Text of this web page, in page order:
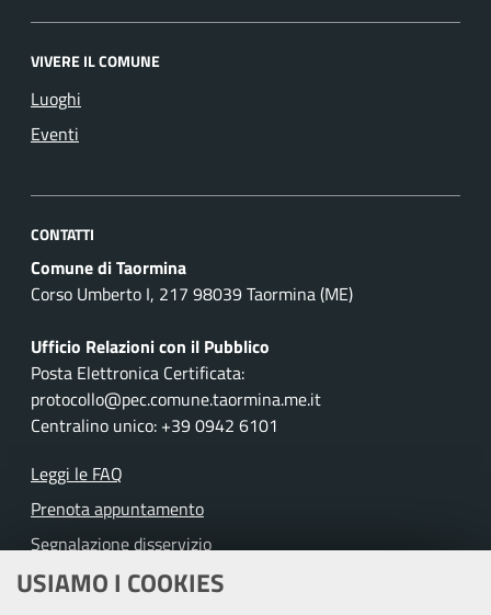
USIAMO I COOKIES
VIVERE IL COMUNE
Luoghi
Eventi
CONTATTI
Comune di Taormina
Corso Umberto I, 217 98039 Taormina (ME)
Ufficio Relazioni con il Pubblico
Posta Elettronica Certificata:
protocollo@pec.comune.taormina.me.it
Centralino unico: +39 0942 6101
Leggi le FAQ
Prenota appuntamento
Segnalazione disservizio
Richiesta assistenza